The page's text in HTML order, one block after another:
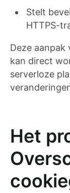
Stelt
HTTPS-
Deze aanpak
kan direct
serverloze
Het